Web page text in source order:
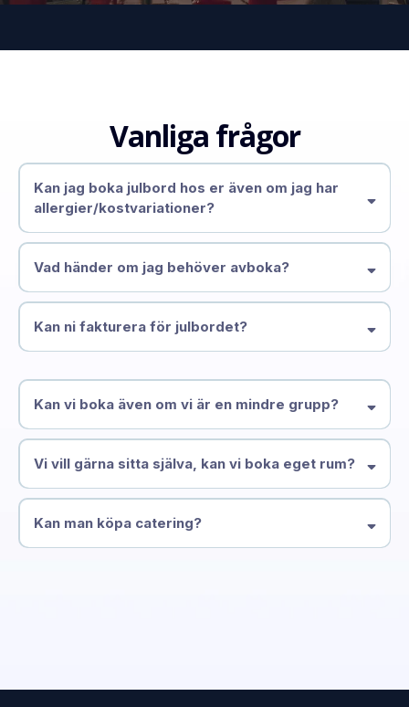
Vanliga frågor
Kan jag boka julbord hos er även om jag har
allergier/kostvariationer?
Vad händer om jag behöver avboka?
bokning@hotelstatt.se
Kan ni fakturera för julbordet?
Kan vi boka även om vi är en mindre grupp?
Vi vill gärna sitta själva, kan vi boka eget rum?
Kan man köpa catering?